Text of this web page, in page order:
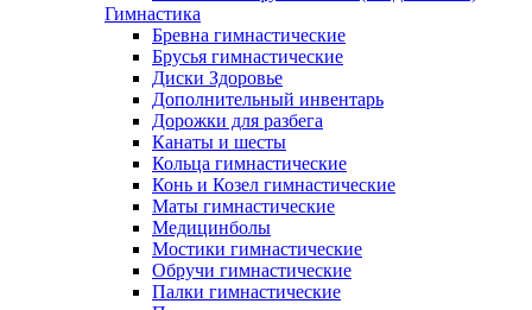
Гимнастика
Бревна гимнастические
Брусья гимнастические
Диски Здоровье
Дополнительный инвентарь
Дорожки для разбега
Канаты и шесты
Кольца гимнастические
Конь и Козел гимнастические
Маты гимнастические
Медицинболы
Мостики гимнастические
Обручи гимнастические
Палки гимнастические